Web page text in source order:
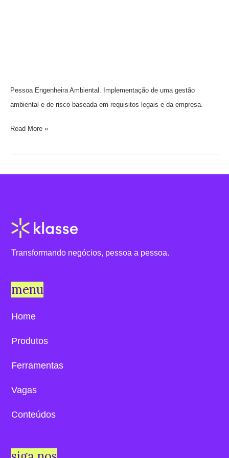
Pessoa Engenheira Ambiental. Implementação de uma gestão
ambiental e de risco baseada em requisitos legais e da empresa.
Read More »
Transformando negócios, pessoa a pessoa.
menu
Home
Produtos
Ferramentas
Vagas
Conteúdos